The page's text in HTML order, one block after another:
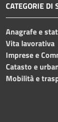
CATEGORIE DI
Anagrafe e
Vita lavorativa
Imprese e
Catasto e
Mobilità e